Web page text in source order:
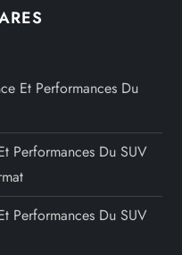
Et Performances Du
Performances Du SUV
Performances Du SUV